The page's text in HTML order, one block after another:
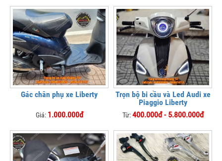
Gác chân phụ xe Liberty
Giá: 1.000.000đ
Trọn bộ bi cầu và Led Audi xe
Piaggio Liberty
Từ:400.000đ - 5.800.000đ